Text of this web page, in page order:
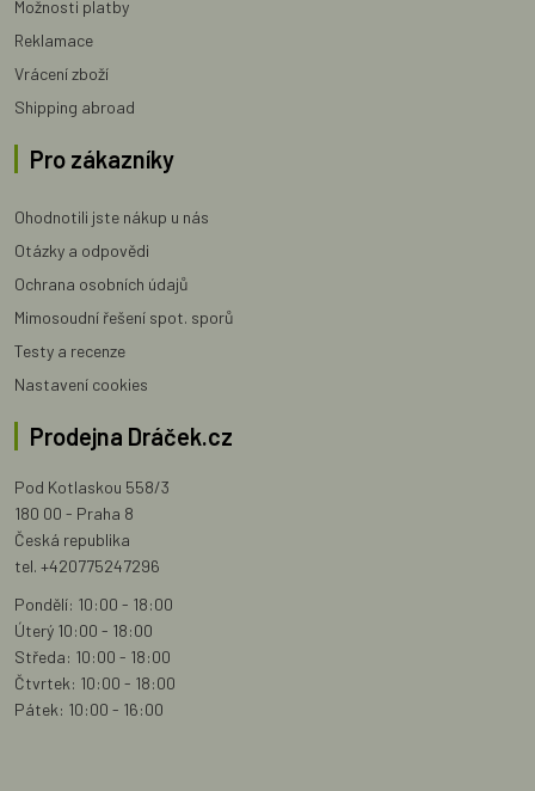
Možnosti platby
Reklamace
Vrácení zboží
Shipping abroad
Pro zákazníky
Ohodnotili jste nákup u nás
Otázky a odpovědi
Ochrana osobních údajů
Mimosoudní řešení spot. sporů
Testy a recenze
Nastavení cookies
Prodejna Dráček.cz
Pod Kotlaskou 558/3
180 00 - Praha 8
Česká republika
tel. +420775247296
Pondělí: 10:00 - 18:00
Úterý 10:00 - 18:00
Středa: 10:00 - 18:00
Čtvrtek: 10:00 - 18:00
Pátek: 10:00 - 16:00